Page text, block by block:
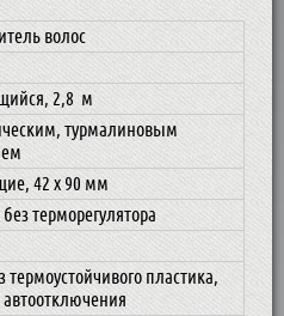
волос
2,8 м
турмалиновым
42 x 90 мм
терморегулятора
термоустойчивого пластика,